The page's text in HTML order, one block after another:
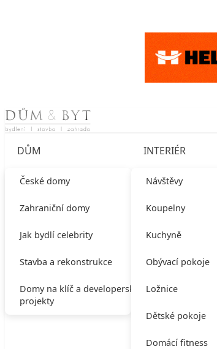
Skip to content
DŮM
České domy
Zahraniční domy
Jak bydlí celebrity
Stavba a rekonstrukce
Domy na klíč a developerské
projekty
INTERIÉR
Návštěvy
Koupelny
Kuchyně
Obývací pokoje
Ložnice
Dětské pokoje
Domácí fitness